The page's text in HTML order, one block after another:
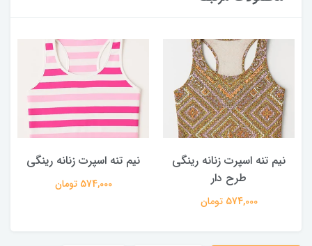
نیم تنه اسپرت زنانه رینگی
574,000 تومان
هد بند طرح دار مردانه
مشکی